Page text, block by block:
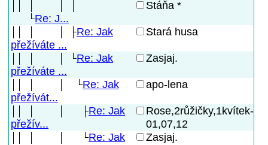
Re: J...
Stáňa *
Re: Jak
přežíváte ...
Stará husa
Re: Jak
přežíváte ...
Zasjaj.
Re: Jak
přežívát...
apo-lena
Re: Jak
přežív...
Rose,2růžičky,1kvítek-
01,07,12
Re: Jak
Zasjaj.